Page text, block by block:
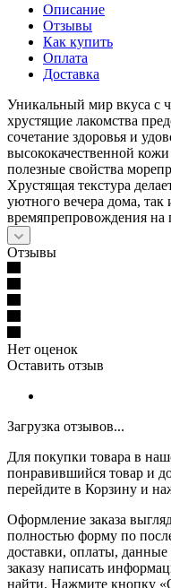
Описание
Отзывы
Как купить
Оплата
Доставка
Уникальный мир вкуса с
хрустящие лакомства
сочетание здоровья и
высококачественной
полезные свойства
Хрустящая текстура
уютного вечера дома, так
времяпрепровождения на
Отзывы
Нет оценок
Оставить отзыв
Загрузка отзывов...
Для покупки товара в
понравившийся товар и
перейдите в Корзину и
Оформление заказа
полностью форму по
доставки, оплаты,
заказу написать
найти. Нажмите кнопку